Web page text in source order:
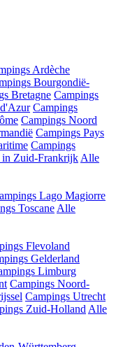
Ardèche
Bourgondië-
Bretagne Campings
Campings
Campings Noord
Campings Pays
Campings
in Zuid-Frankrijk Alle
Lago Magiorre
Toscane Alle
Flevoland
Gelderland
Limburg
Campings Noord-
Campings Utrecht
Zuid-Holland Alle